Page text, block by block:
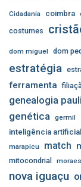
Cidadania coimbra
costumes
dom miguel dom
estratégia
ferramenta
genealogia
genética germil
inteligência artificial
marapicu match
mitocondrial moraes
nova iguaçu